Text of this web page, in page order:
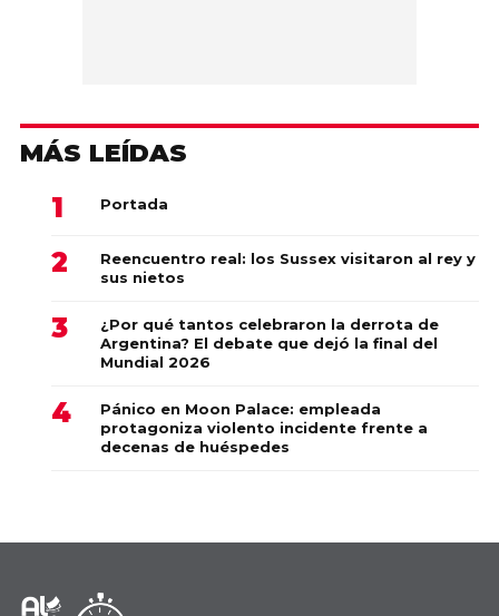
MÁS LEÍDAS
Portada
Reencuentro real: los Sussex visitaron al rey y
sus nietos
¿Por qué tantos celebraron la derrota de
Argentina? El debate que dejó la final del
Mundial 2026
Pánico en Moon Palace: empleada
protagoniza violento incidente frente a
decenas de huéspedes